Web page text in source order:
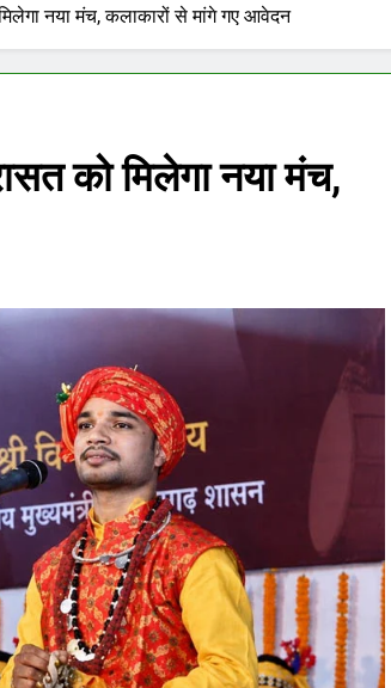
नया मंच, कलाकारों से मांगे गए आवेदन
को मिलेगा नया मंच,